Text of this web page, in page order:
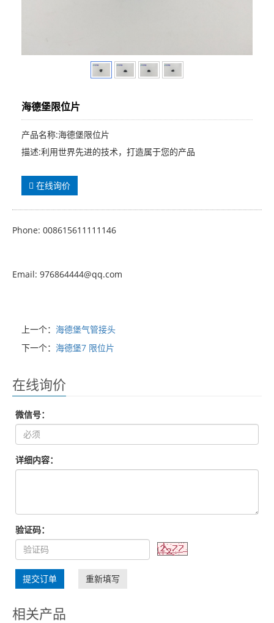
海德堡限位片
产品名称:海德堡限位片
描述:利用世界先进的技术，打造属于您的产品
在线询价
Phone: 008615611111146
Email: 976864444@qq.com
上一个： 海德堡气管接头
下一个： 海德堡7 限位片
在线询价
微信号：
详细内容：
验证码：
提交订单 重新填写
相关产品